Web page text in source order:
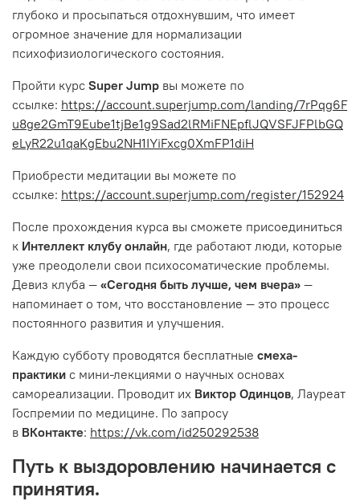
глубоко и просыпаться отдохнувшим, что имеет
огромное значение для нормализации
психофизиологического состояния.
Пройти курс Super Jump вы можете по
ссылке: https://account.superjump.com/landing/7rPqg6F
u8ge2GmT9Eube1tjBe1g9Sad2lRMiFNEpflJQVSFJFPlbGQ
eLyR22u1qaKgEbu2NH1IYiFxcg0XmFP1diH
Приобрести медитации вы можете по
ссылке: https://account.superjump.com/register/152924
После прохождения курса вы сможете присоединиться
к Интеллект клубу онлайн, где работают люди, которые
уже преодолели свои психосоматические проблемы.
Девиз клуба — «Сегодня быть лучше, чем вчера» —
напоминает о том, что восстановление — это процесс
постоянного развития и улучшения.
Каждую субботу проводятся бесплатные смеха-
практики с мини-лекциями о научных основах
самореализации. Проводит их Виктор Одинцов, Лауреат
Госпремии по медицине. По запросу
в ВКонтакте: https://vk.com/id250292538
Путь к выздоровлению начинается с
принятия.